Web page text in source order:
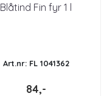
Blåtind Fin fyr 1 l
Art.nr: FL 1041362
84,-